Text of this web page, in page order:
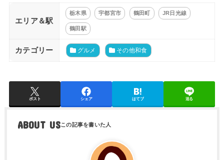
エリア＆駅
栃木県 宇都宮市 鶴田町 JR日光線
鶴田駅
カテゴリー グルメ その他和食
ポスト シェア はてブ 送る
ABOUT US